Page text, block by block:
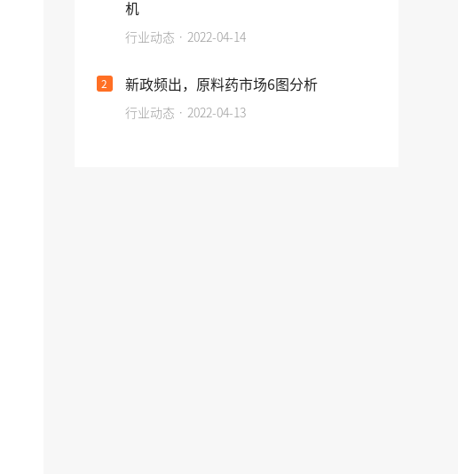
机
行业动态 · 2022-04-14
2 新政频出，原料药市场6图分析
行业动态 · 2022-04-13